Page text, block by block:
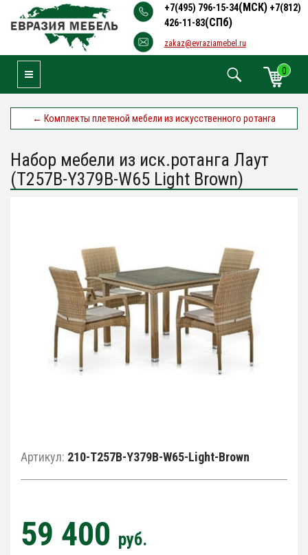
+7(495) 796-15-34(МСК) +7(812)
426-11-83(СПб)
zakaz@evraziamebel.ru
0
Toggle Navigation
← Комплекты плетеной мебели из искусственного ротанга
Набор мебели из иск.ротанга Лаут
(T257B-Y379B-W65 Light Brown)
Артикул: 210-T257B-Y379B-W65-Light-Brown
59 400 руб.